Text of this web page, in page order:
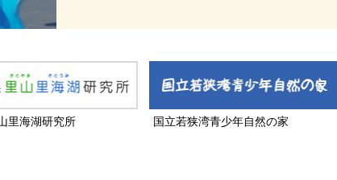
里海湖研究所 国立若狭湾青少年自然の家